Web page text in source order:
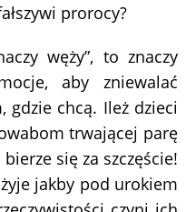
prorocy?
węży”, to znaczy
aby zniewalać
chcą. Ileż dzieci
trwającej parę
się za szczęście!
jakby pod urokiem